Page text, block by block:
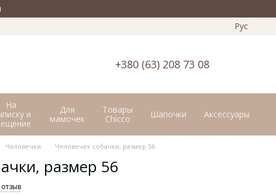
Рус
+380 (63) 208 73 08
На
и
Для
мамочек
Товары
Chicco
Шапочки Аксессуары
Человечки Человечек собачки, размер 56
размер 56